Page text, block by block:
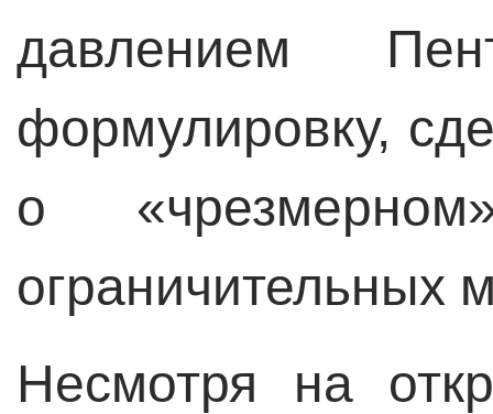
давлением
формулировку,
о
ограничительных
Несмотря на